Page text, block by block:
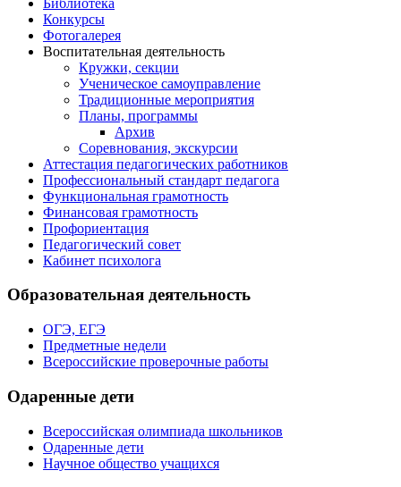
Конкурсы
Фотогалерея
Воспитательная деятельность
Кружки, секции
Ученическое самоуправление
Традиционные мероприятия
Планы, программы
Архив
Соревнования, экскурсии
Аттестация педагогических работников
Профессиональный стандарт педагога
Функциональная грамотность
Финансовая грамотность
Профориентация
Педагогический совет
Кабинет психолога
Образовательная деятельность
ОГЭ, ЕГЭ
Предметные недели
Всероссийские проверочные работы
Одаренные дети
Всероссийская олимпиада школьников
Одаренные дети
Научное общество учащихся